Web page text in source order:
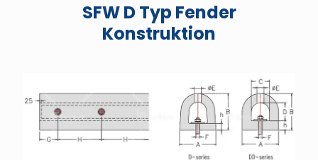
SFW D Typ Fender
Konstruktion